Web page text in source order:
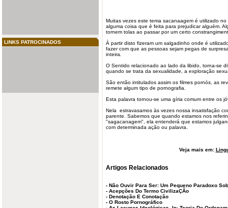
LINKS PATROCINADOS
Muitas vezes este tema sacanaagem é utilizado no
alguma coisa que é feita para prejudicar alguém.
tornem tolas ao passar por um certo
À partir disto fizeram um salgadinho onde é
fazer com que as pessoas sejam pegas de
inteira.
O Sentido relacionado ao lado da libido, torna-se
quando se trata da sexualidade, a exploração
São então intitulados assim os filmes pornós, as
remete algum tipo de pornografia.
Esta palavra tornou-se uma gíria comum entre os
Nela estravasamos às vezes nossa insatisfação
parente. Sabemos que quando estamos nos
"sagacanagem", ela entenderá que estamos
com determinada ação ou palavra.
Veja mais em:
Artigos Relacionados
- Não Ouvir Para Ser: Um Pequeno Paradoxo
- Acepções Do Termo CivilizaÇÃo
- Denotação E Conotação
- O Rosto Pornográfico